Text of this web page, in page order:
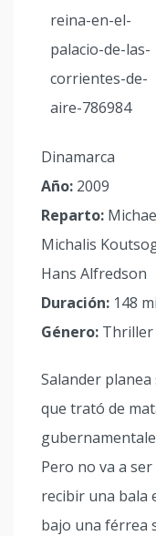
Dinamarca
Año: 2009
Reparto:
Michalis
Hans Alfredson
Duración: 148
Género: Thriller
Salander
que trató de
Pero no va a
recibir una bala
bajo una férrea